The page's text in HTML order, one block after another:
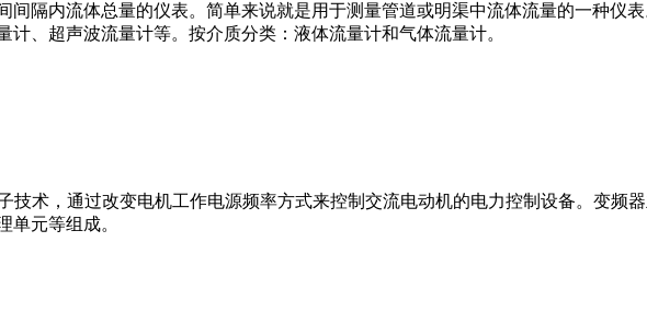
隔内流体总量的仪表。简单来说就是用于测量管道或明渠中流体流量的一种仪
、超声波流量计等。按介质分类：液体流量计和气体流量计。
技术，通过改变电机工作电源频率方式来控制交流电动机的电力控制设备。变频
单元等组成。